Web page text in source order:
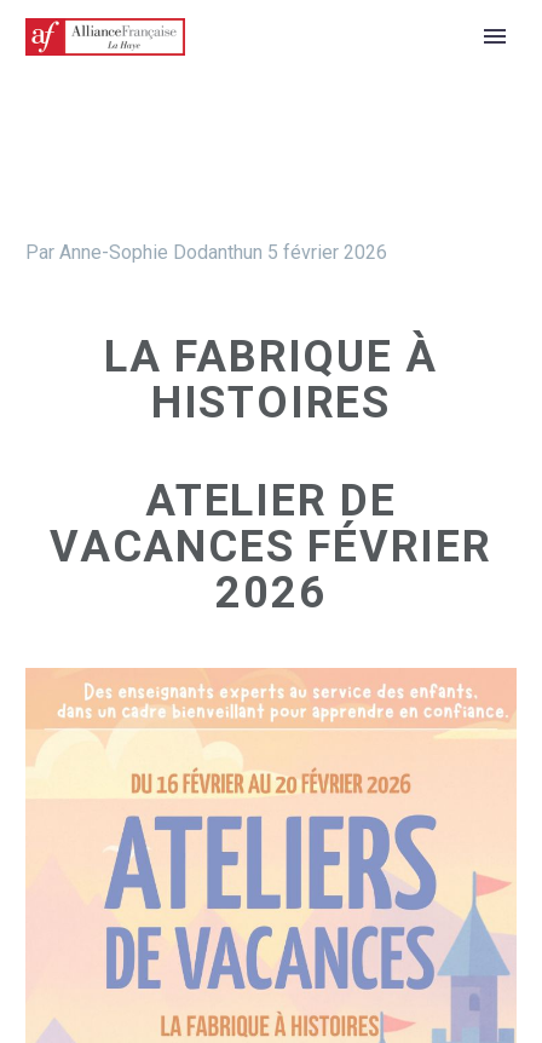
Par Anne-Sophie Dodanthun 5 février 2026
LA FABRIQUE À
HISTOIRES
ATELIER DE
VACANCES FÉVRIER
2026